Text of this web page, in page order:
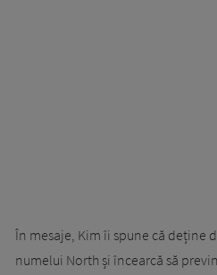
În mesaje, Kim îi spune că deține
numelui North și încearcă să